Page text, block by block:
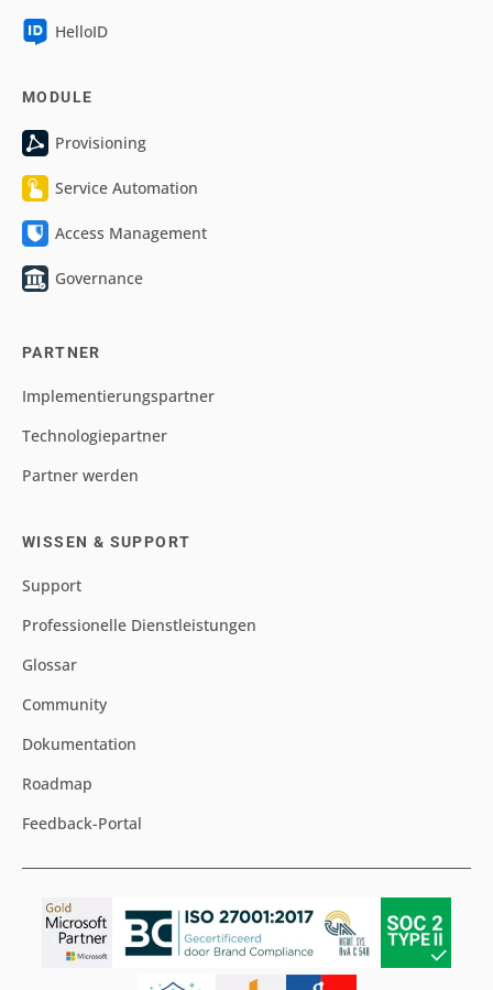
HelloID
MODULE
Provisioning
Service Automation
Access Management
Governance
PARTNER
Implementierungspartner
Technologiepartner
Partner werden
WISSEN & SUPPORT
Support
Professionelle Dienstleistungen
Glossar
Community
Dokumentation
Roadmap
Feedback-Portal